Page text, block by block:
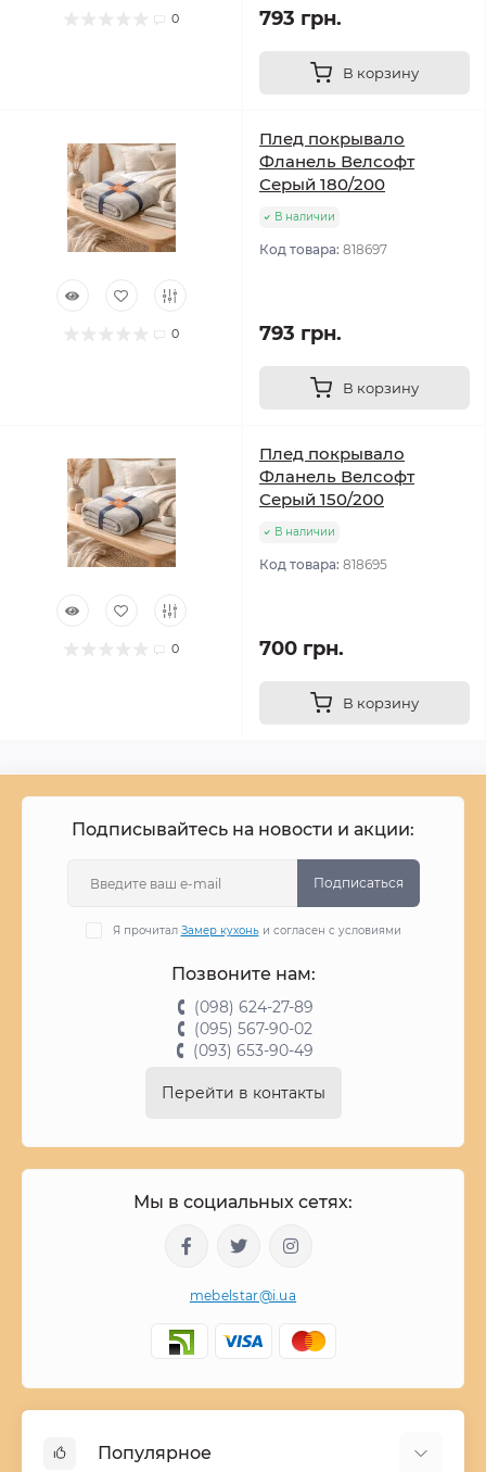
0 793 грн.
В корзину
0
Плед покрывало
Фланель Велсофт
Серый 180/200
В наличии
Код товара: 818697
793 грн.
В корзину
0
Плед покрывало
Фланель Велсофт
Серый 150/200
В наличии
Код товара: 818695
700 грн.
В корзину
Подписывайтесь на новости и акции:
Подписаться
Я прочитал Замер кухоньи согласен с условиями
Позвоните нам:
(098) 624-27-89
(095) 567-90-02
(093) 653-90-49
Перейти в контакты
Мы в социальных сетях:
mebelstar@i.ua
Популярное